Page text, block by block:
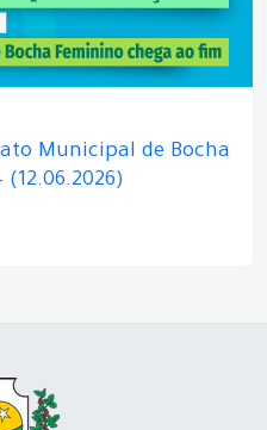
Municipal de Bocha